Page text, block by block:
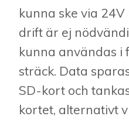
kunna ske via
drift är ej
kunna användas i
sträck. Data
SD-kort och
kortet, alternativt